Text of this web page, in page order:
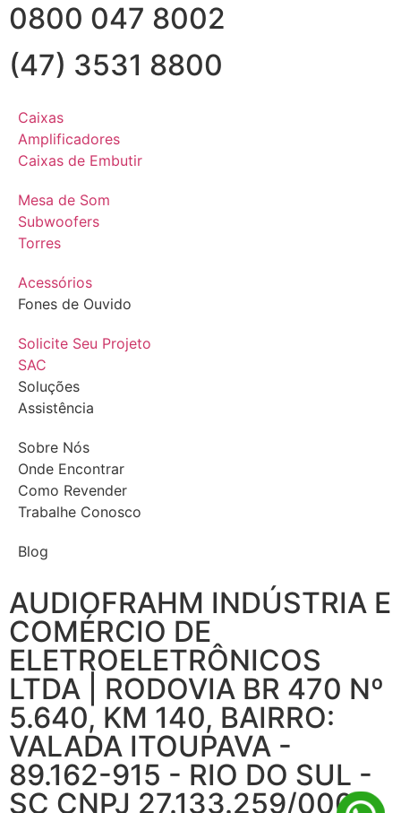
0800 047 8002
(47) 3531 8800
Caixas
Amplificadores
Caixas de Embutir
Mesa de Som
Subwoofers
Torres
Acessórios
Fones de Ouvido
Solicite Seu Projeto
SAC
Soluções
Assistência
Sobre Nós
Onde Encontrar
Como Revender
Trabalhe Conosco
Blog
AUDIOFRAHM INDÚSTRIA E
COMÉRCIO DE
ELETROELETRÔNICOS
LTDA | RODOVIA BR 470 Nº
5.640, KM 140, BAIRRO:
VALADA ITOUPAVA -
89.162-915 - RIO DO SUL -
SC CNPJ 27.133.259/0001-